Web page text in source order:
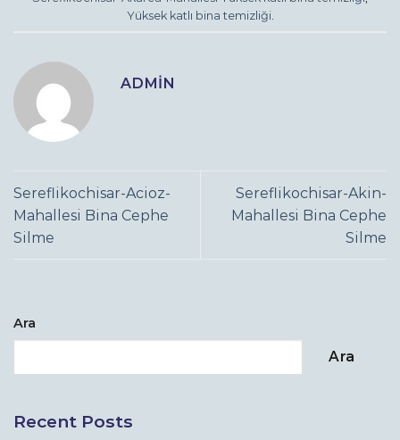
Yüksek katlı bina temizliği.
ADMIN
Sereflikochisar-Acioz-
Mahallesi Bina Cephe
Silme
Sereflikochisar-Akin-
Mahallesi Bina Cephe
Silme
Ara
Ara
Recent Posts